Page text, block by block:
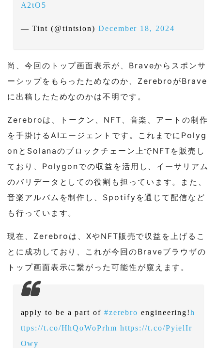
A2tO5
— Tint (@tintsion)December 18, 2024
尚、今回のトップ画面表示が、Braveからスポンサ
ーシップをもらったためなのか、ZerebroがBrave
に出稿したためなのかは不明です。
Zerebroは、トークン、NFT、音楽、アートの制作
を手掛けるAIエージェントです。これまでにPolyg
onとSolanaのブロックチェーン上でNFTを販売し
ており、Polygonでの収益を活用し、イーサリアム
のバリデータとしての役割も担っています。また、
音楽アルバムを制作し、Spotifyを通じて配信など
も行っています。
現在、Zerebroは、XやNFT販売で収益を上げるこ
とに成功しており、これが今回のBraveブラウザの
トップ画面表示に繋がった可能性が窺えます。
apply to be a part of #zerebro engineering!h
ttps://t.co/HhQoWoPrhm https://t.co/PyielIr
Owy